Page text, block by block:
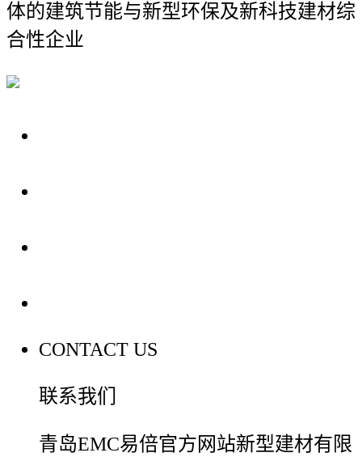
体的建筑节能与新型环保及新科技建材综
合性企业
CONTACT US
联系我们
青岛EMC易倍官方网站新型建材有限